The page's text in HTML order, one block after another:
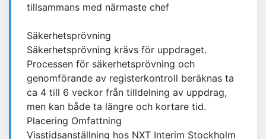
tillsammans med närmaste chef
Säkerhetsprövning
Säkerhetsprövning krävs för uppdraget.
Processen för säkerhetsprövning och
genomförande av registerkontroll beräknas ta
ca 4 till 6 veckor från tilldelning av uppdrag,
men kan både ta längre och kortare tid.
Placering Omfattning
Visstidsanställning hos NXT Interim Stockholm